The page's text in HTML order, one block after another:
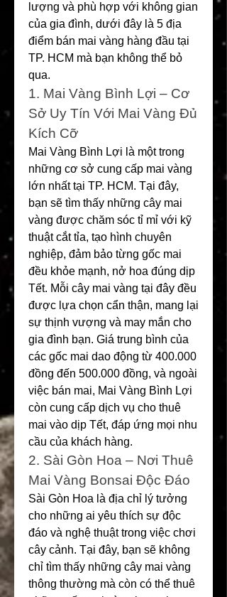
lượng và phù hợp với không gian
của gia đình, dưới đây là 5 địa
điểm bán mai vàng hàng đầu tại
TP. HCM mà bạn không thể bỏ
qua.
1. Mai Vàng Bình Lợi – Cơ
Sở Uy Tín Với Mai Vàng Đủ
Kích Cỡ
Mai Vàng Bình Lợi là một trong
những cơ sở cung cấp mai vàng
lớn nhất tại TP. HCM. Tại đây,
bạn sẽ tìm thấy những cây mai
vàng được chăm sóc tỉ mỉ với kỹ
thuật cắt tỉa, tạo hình chuyên
nghiệp, đảm bảo từng gốc mai
đều khỏe mạnh, nở hoa đúng dịp
Tết. Mỗi cây mai vàng tại đây đều
được lựa chọn cẩn thận, mang lại
sự thịnh vượng và may mắn cho
gia đình bạn. Giá trung bình của
các gốc mai dao động từ 400.000
đồng đến 500.000 đồng, và ngoài
việc bán mai, Mai Vàng Bình Lợi
còn cung cấp dịch vụ cho thuê
mai vào dịp Tết, đáp ứng mọi nhu
cầu của khách hàng.
2. Sài Gòn Hoa – Nơi Thuê
Mai Vàng Bonsai Độc Đáo
Sài Gòn Hoa là địa chỉ lý tưởng
cho những ai yêu thích sự độc
đáo và nghệ thuật trong việc chơi
cây cảnh. Tại đây, bạn sẽ không
chỉ tìm thấy những cây mai vàng
thông thường mà còn có thể thuê